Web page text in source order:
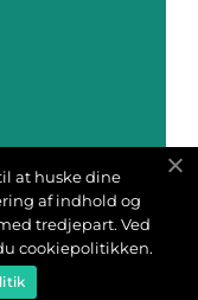
at huske dine
af indhold og
tredjepart. Ved
cookiepolitikken.